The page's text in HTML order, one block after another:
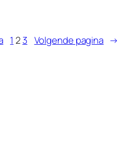
1 23 Volgende pagina →